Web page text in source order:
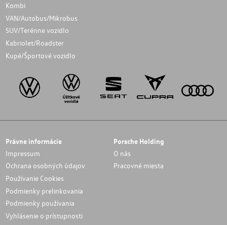
Kombi
VAN/Autobus/Mikrobus
SUV/Terénne vozidlo
Kabriolet/Roadster
Kupé/Športové vozidlo
Právne informácie
Impressum
Ochrana osobných údajov
Používanie Cookies
Podmienky prelinkovania
Podmienky používania
Vyhlásenie o prístupnosti
Porsche Holding
O nás
Pracovné miesta